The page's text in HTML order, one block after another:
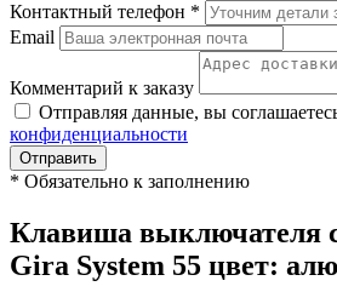
Контактный телефон *
Email
Комментарий к заказу
Отправляя данные, вы
конфиденциальности
Отправить
* Обязательно к заполнению
Клавиша выключателя
Gira System 55 цвет: